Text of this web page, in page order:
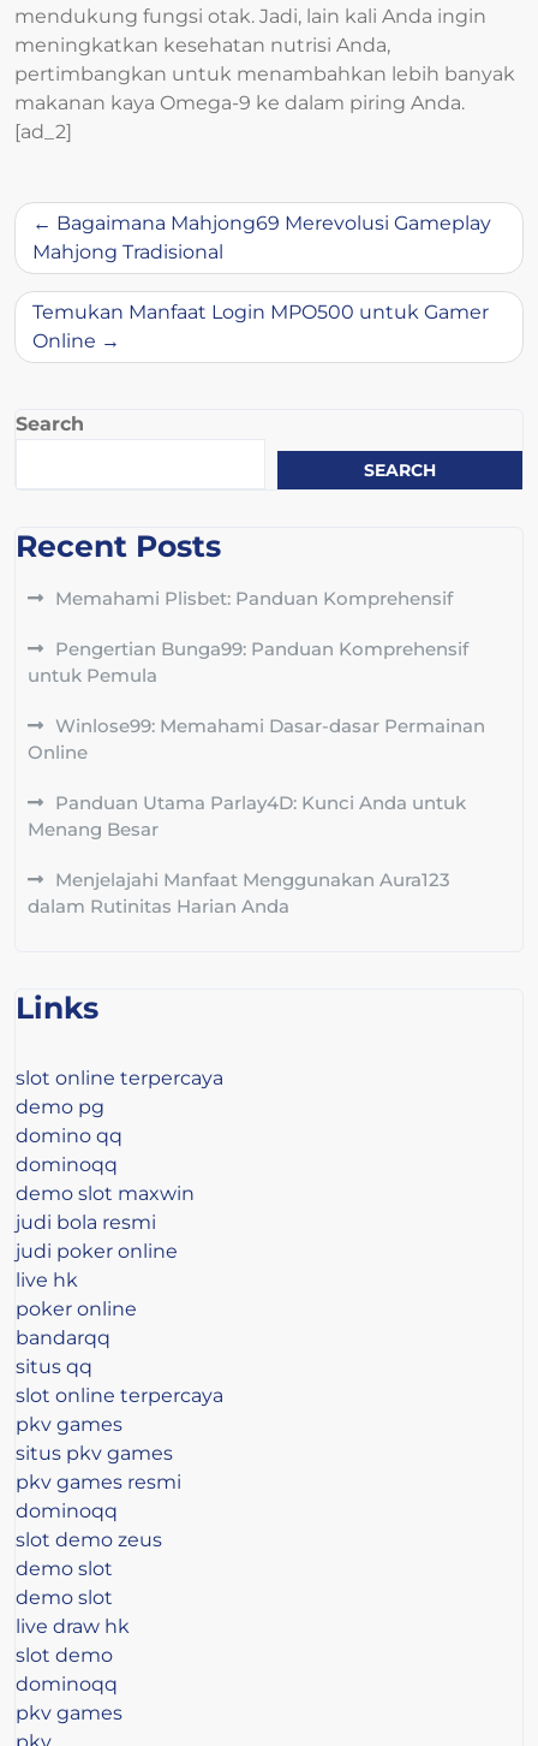
mendukung fungsi otak. Jadi, lain kali Anda ingin
meningkatkan kesehatan nutrisi Anda,
pertimbangkan untuk menambahkan lebih banyak
makanan kaya Omega-9 ke dalam piring Anda.
[ad_2]
Post
navigation
Bagaimana Mahjong69 Merevolusi Gameplay
Mahjong Tradisional
Temukan Manfaat Login MPO500 untuk Gamer
Online
Search
SEARCH
Recent Posts
Memahami Plisbet: Panduan Komprehensif
Pengertian Bunga99: Panduan Komprehensif
untuk Pemula
Winlose99: Memahami Dasar-dasar Permainan
Online
Panduan Utama Parlay4D: Kunci Anda untuk
Menang Besar
Menjelajahi Manfaat Menggunakan Aura123
dalam Rutinitas Harian Anda
Links
slot online terpercaya
demo pg
domino qq
dominoqq
demo slot maxwin
judi bola resmi
judi poker online
live hk
poker online
bandarqq
situs qq
slot online terpercaya
pkv games
situs pkv games
pkv games resmi
dominoqq
slot demo zeus
demo slot
demo slot
live draw hk
slot demo
dominoqq
pkv games